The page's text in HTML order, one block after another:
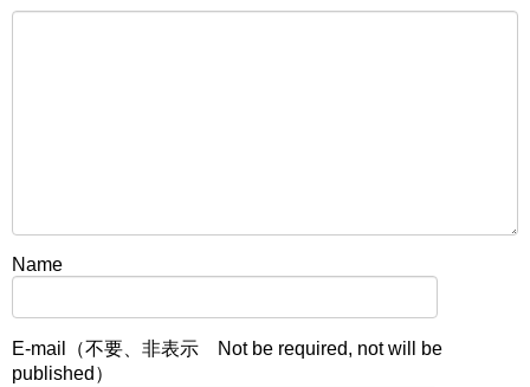
Name
E-mail（不要、非表示 Not be required, not will be
published）